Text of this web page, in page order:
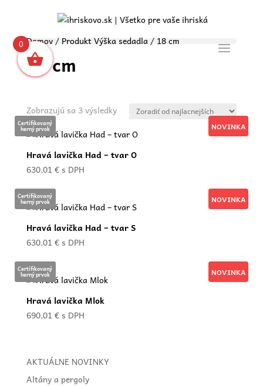
Domov/ Produkt Výška sedadla / 18 cm
18 cm
Zobrazujú sa 3 výsledkyZoradené
ceny:
Certifikovaný
herný prvok NOVINKA
Hravá lavička Had – tvar O
630,01 € s DPH
Certifikovaný
herný prvok NOVINKA
Hravá lavička Had – tvar S
630,01 € s DPH
Certifikovaný
herný prvok NOVINKA
Hravá lavička Mlok
690,01 € s DPH
AKTUÁLNE NOVINKY
Altány a pergoly
0